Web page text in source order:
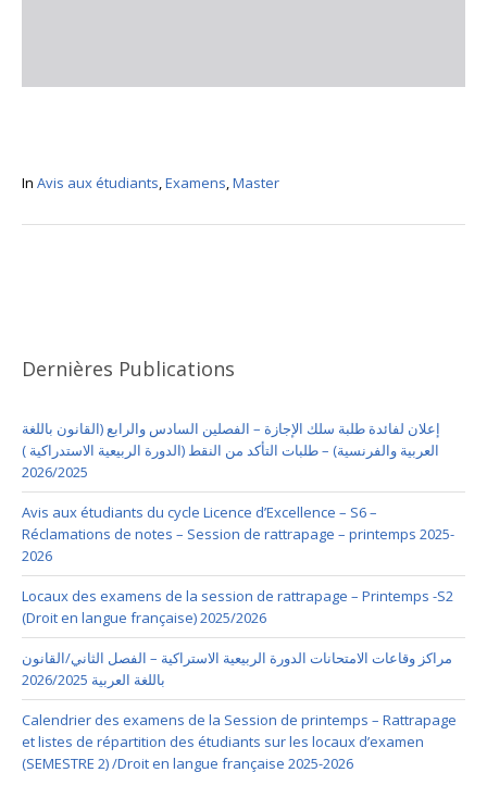
In Avis aux étudiants,Examens,Master
Dernières Publications
إعلان لفائدة طلبة سلك الإجازة – الفصلين السادس والرابع (القانون باللغة
العربية والفرنسية) – طلبات التأكد من النقط (الدورة الربيعية الاستدراكية )
2026/2025
Avis aux étudiants du cycle Licence d’Excellence – S6 –
Réclamations de notes – Session de rattrapage – printemps 2025-
2026
Locaux des examens de la session de rattrapage – Printemps -S2
(Droit en langue française) 2025/2026
مراكز وقاعات الامتحانات الدورة الربيعية الاستراكية – الفصل الثاني/القانون
باللغة العربية 2026/2025
Calendrier des examens de la Session de printemps – Rattrapage
et listes de répartition des étudiants sur les locaux d’examen
(SEMESTRE 2) /Droit en langue française 2025-2026